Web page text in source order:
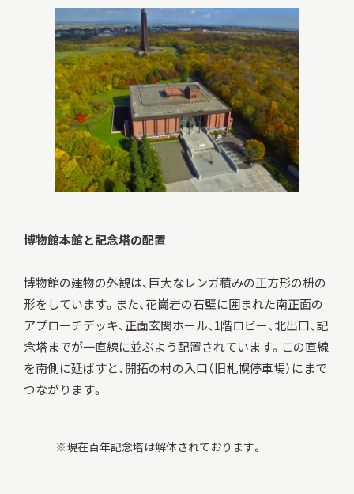
博物館本館と記念塔の配置
博物館の建物の外観は、巨大なレンガ積みの正方形の枡の
形をしています。また、花崗岩の石壁に囲まれた南正面の
アプローチデッキ、正面玄関ホール、1階ロビー、北出口、記
念塔までが一直線に並ぶよう配置されています。この直線
を南側に延ばすと、開拓の村の入口（旧札幌停車場）にまで
つながります。
現在百年記念塔は解体されております。